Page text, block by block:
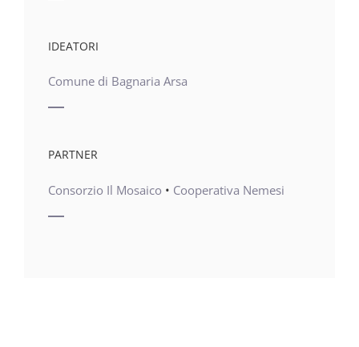
IDEATORI
Comune di Bagnaria Arsa
PARTNER
Consorzio Il Mosaico • Cooperativa Nemesi